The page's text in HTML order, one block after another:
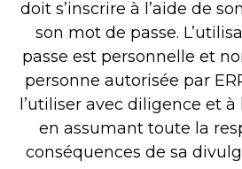
doit s’inscrire à l’aide de
son mot de passe.
passe est personnelle et
personne autorisée par
l’utiliser avec diligence et
en assumant toute la
conséquences de sa